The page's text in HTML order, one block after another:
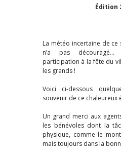
Édition
La météo incertaine de
n’a pas
participation à la fête du
les grands !
Voici ci-dessous
souvenir de ce chaleureux
Un grand merci aux
les bénévoles dont la
physique, comme le
mais toujours dans la